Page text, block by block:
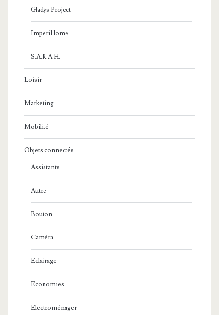
Gladys Project
ImperiHome
S.A.R.A.H.
Loisir
Marketing
Mobilité
Objets connectés
Assistants
Autre
Bouton
Caméra
Eclairage
Economies
Electroménager